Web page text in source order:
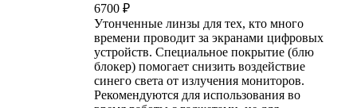
6700 ₽
Утонченные линзы для тех, кто много
времени проводит за экранами цифровых
устройств. Специальное покрытие (блю
блокер) помогает снизить воздействие
синего света от излучения мониторов.
Рекомендуются для использования во